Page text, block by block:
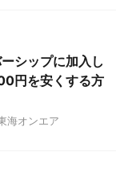
シップに加入し
円を安くする方
海オンエア